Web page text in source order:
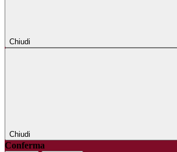
Chiudi
Chiudi
Conferma